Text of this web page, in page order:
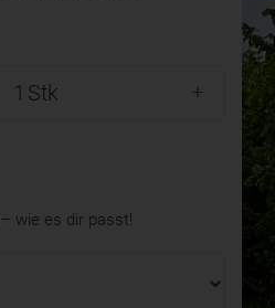
Stk
– wie es dir passt!